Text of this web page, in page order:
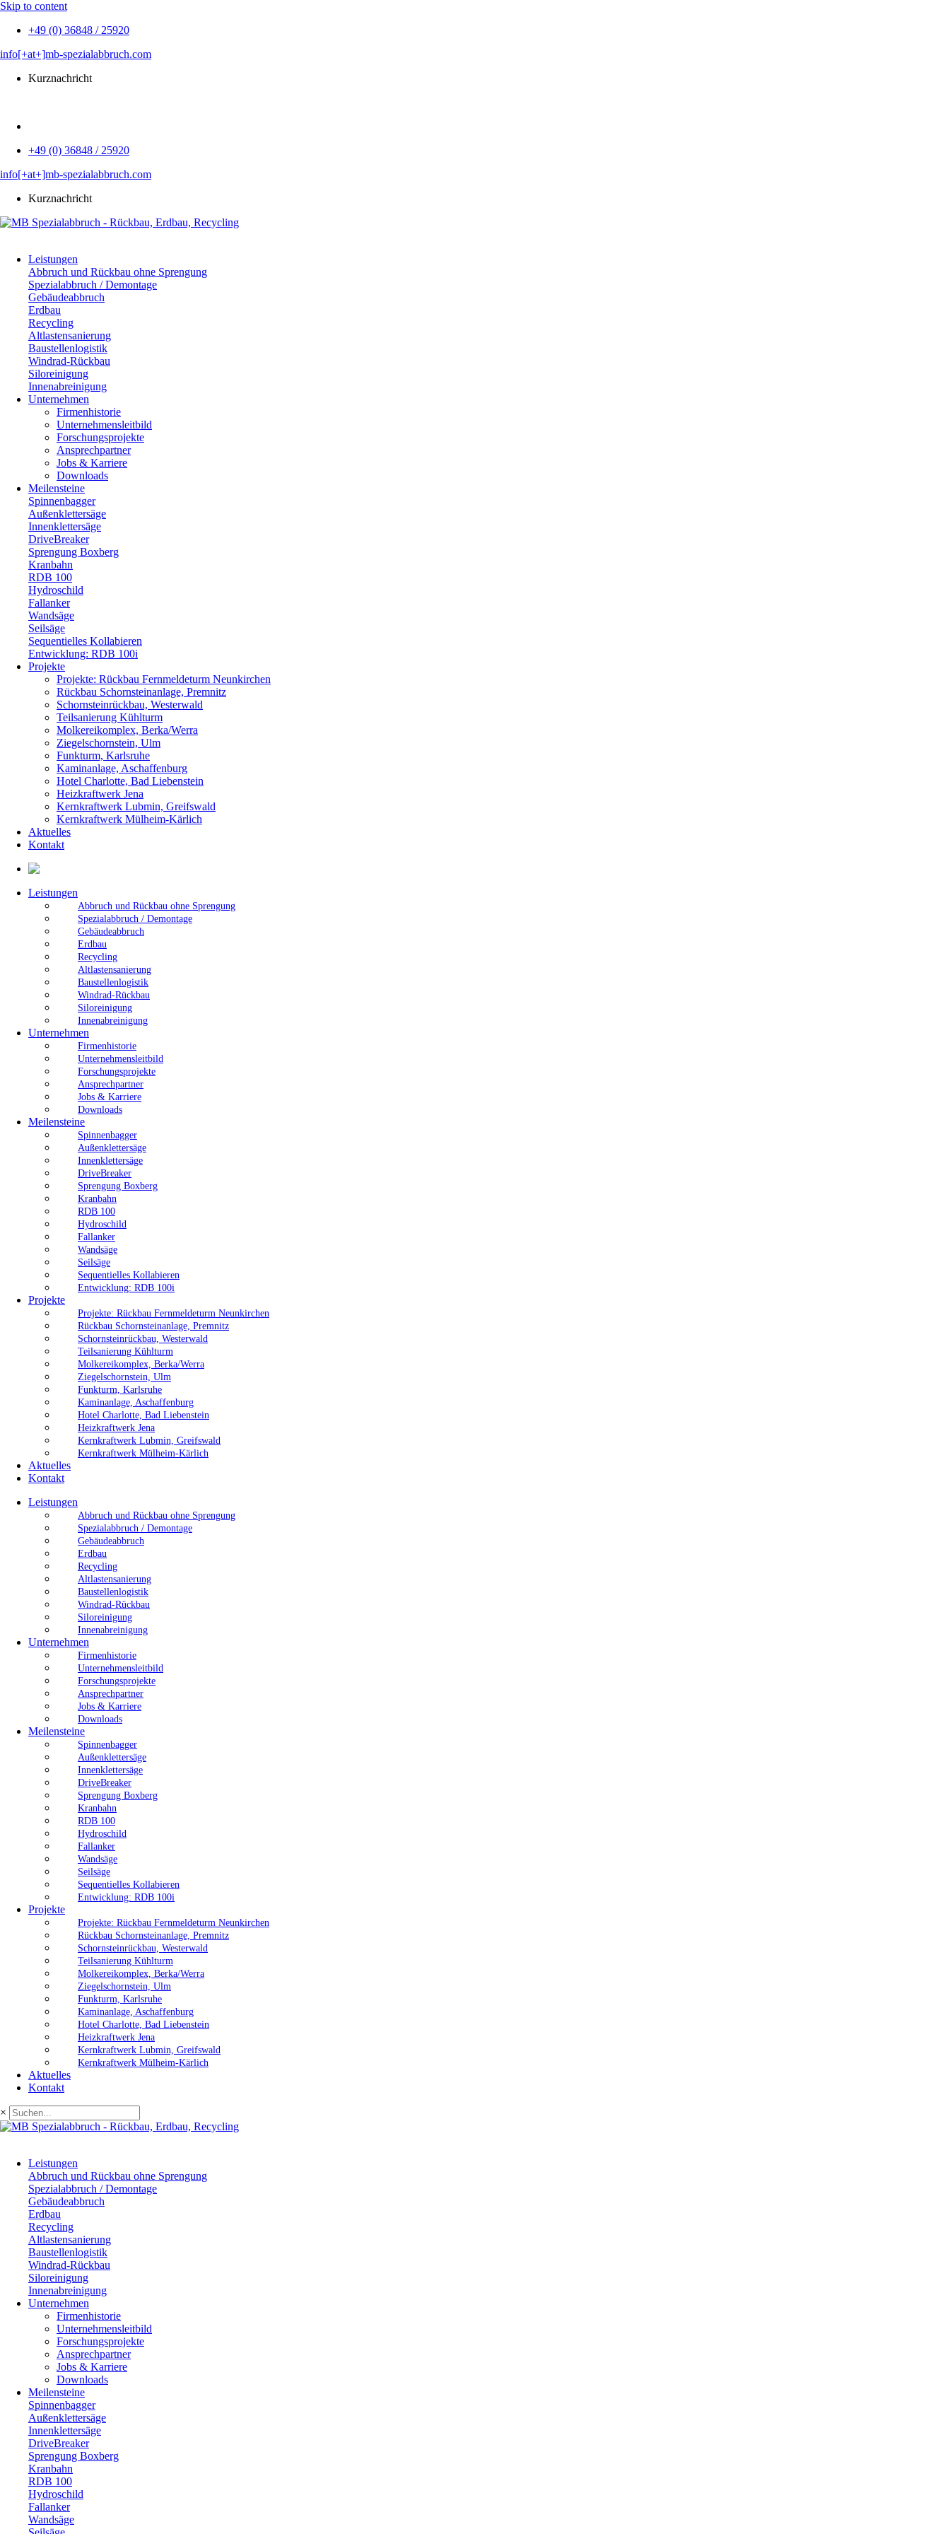
Skip to content
+49 (0) 36848 / 25920
info[+at+]mb-spezialabbruch.com
Kurznachricht
+49 (0) 36848 / 25920
info[+at+]mb-spezialabbruch.com
Kurznachricht
Leistungen
Abbruch und Rückbau ohne Sprengung
Spezialabbruch / Demontage
Gebäudeabbruch
Erdbau
Recycling
Altlastensanierung
Baustellenlogistik
Windrad-Rückbau
Siloreinigung
Innenabreinigung
Unternehmen
Firmenhistorie
Unternehmensleitbild
Forschungsprojekte
Ansprechpartner
Jobs & Karriere
Downloads
Meilensteine
Spinnenbagger
Außenklettersäge
Innenklettersäge
DriveBreaker
Sprengung Boxberg
Kranbahn
RDB 100
Hydroschild
Fallanker
Wandsäge
Seilsäge
Sequentielles Kollabieren
Entwicklung: RDB 100i
Projekte
Projekte: Rückbau Fernmeldeturm Neunkirchen
Rückbau Schornsteinanlage, Premnitz
Schornsteinrückbau, Westerwald
Teilsanierung Kühlturm
Molkereikomplex, Berka/Werra
Ziegelschornstein, Ulm
Funkturm, Karlsruhe
Kaminanlage, Aschaffenburg
Hotel Charlotte, Bad Liebenstein
Heizkraftwerk Jena
Kernkraftwerk Lubmin, Greifswald
Kernkraftwerk Mülheim-Kärlich
Aktuelles
Kontakt
Leistungen
Abbruch und Rückbau ohne Sprengung
Spezialabbruch / Demontage
Gebäudeabbruch
Erdbau
Recycling
Altlastensanierung
Baustellenlogistik
Windrad-Rückbau
Siloreinigung
Innenabreinigung
Unternehmen
Firmenhistorie
Unternehmensleitbild
Forschungsprojekte
Ansprechpartner
Jobs & Karriere
Downloads
Meilensteine
Spinnenbagger
Außenklettersäge
Innenklettersäge
DriveBreaker
Sprengung Boxberg
Kranbahn
RDB 100
Hydroschild
Fallanker
Wandsäge
Seilsäge
Sequentielles Kollabieren
Entwicklung: RDB 100i
Projekte
Projekte: Rückbau Fernmeldeturm Neunkirchen
Rückbau Schornsteinanlage, Premnitz
Schornsteinrückbau, Westerwald
Teilsanierung Kühlturm
Molkereikomplex, Berka/Werra
Ziegelschornstein, Ulm
Funkturm, Karlsruhe
Kaminanlage, Aschaffenburg
Hotel Charlotte, Bad Liebenstein
Heizkraftwerk Jena
Kernkraftwerk Lubmin, Greifswald
Kernkraftwerk Mülheim-Kärlich
Aktuelles
Kontakt
Leistungen
Abbruch und Rückbau ohne Sprengung
Spezialabbruch / Demontage
Gebäudeabbruch
Erdbau
Recycling
Altlastensanierung
Baustellenlogistik
Windrad-Rückbau
Siloreinigung
Innenabreinigung
Unternehmen
Firmenhistorie
Unternehmensleitbild
Forschungsprojekte
Ansprechpartner
Jobs & Karriere
Downloads
Meilensteine
Spinnenbagger
Außenklettersäge
Innenklettersäge
DriveBreaker
Sprengung Boxberg
Kranbahn
RDB 100
Hydroschild
Fallanker
Wandsäge
Seilsäge
Sequentielles Kollabieren
Entwicklung: RDB 100i
Projekte
Projekte: Rückbau Fernmeldeturm Neunkirchen
Rückbau Schornsteinanlage, Premnitz
Schornsteinrückbau, Westerwald
Teilsanierung Kühlturm
Molkereikomplex, Berka/Werra
Ziegelschornstein, Ulm
Funkturm, Karlsruhe
Kaminanlage, Aschaffenburg
Hotel Charlotte, Bad Liebenstein
Heizkraftwerk Jena
Kernkraftwerk Lubmin, Greifswald
Kernkraftwerk Mülheim-Kärlich
Aktuelles
Kontakt
×
Leistungen
Abbruch und Rückbau ohne Sprengung
Spezialabbruch / Demontage
Gebäudeabbruch
Erdbau
Recycling
Altlastensanierung
Baustellenlogistik
Windrad-Rückbau
Siloreinigung
Innenabreinigung
Unternehmen
Firmenhistorie
Unternehmensleitbild
Forschungsprojekte
Ansprechpartner
Jobs & Karriere
Downloads
Meilensteine
Spinnenbagger
Außenklettersäge
Innenklettersäge
DriveBreaker
Sprengung Boxberg
Kranbahn
RDB 100
Hydroschild
Fallanker
Wandsäge